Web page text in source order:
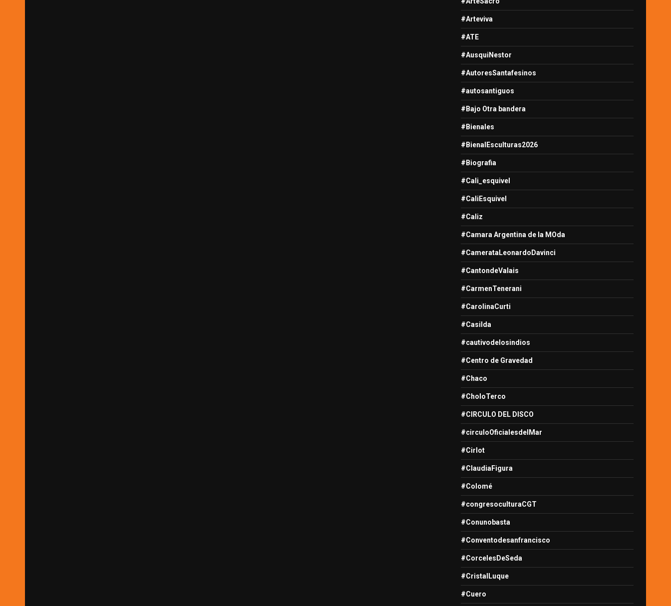
#Arteviva
#ATE
#AusquiNestor
#AutoresSantafesinos
#autosantiguos
#Bajo Otra bandera
#Bienales
#BienalEsculturas2026
#Biografia
#Cali_esquivel
#CaliEsquivel
#Caliz
#Camara Argentina de la MOda
#CamerataLeonardoDavinci
#CantondeValais
#CarmenTenerani
#CarolinaCurti
#Casilda
#cautivodelosindios
#Centro de Gravedad
#Chaco
#CholoTerco
#CIRCULO DEL DISCO
#circuloOficialesdelMar
#Cirlot
#ClaudiaFigura
#Colomé
#congresoculturaCGT
#Conunobasta
#Conventodesanfrancisco
#CorcelesDeSeda
#CristalLuque
#Cuero